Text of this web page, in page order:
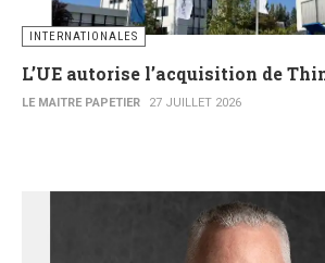
INTERNATIONALES
L’UE autorise l’acquisition de
LE MAITRE PAPETIER 27 JUILLET 2026